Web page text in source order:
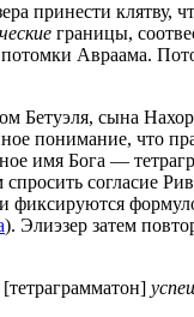
принести клятву,
границы,
Авраама.
Бетуэля, сына
понимание, что
имя Бога —
согласие
фиксируются
). Элиэзер затем
[тетраграмматон]